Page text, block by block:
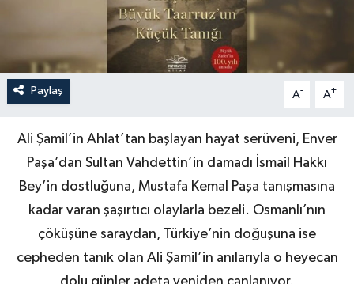
Paylaş A- A+
Ali Şamil’in Ahlat’tan başlayan hayat serüveni, Enver
Paşa’dan Sultan Vahdettin’in damadı İsmail Hakkı
Bey’in dostluğuna, Mustafa Kemal Paşa tanışmasına
kadar varan şaşırtıcı olaylarla bezeli. Osmanlı’nın
çöküşüne saraydan, Türkiye’nin doğuşuna ise
cepheden tanık olan Ali Şamil’in anılarıyla o heyecan